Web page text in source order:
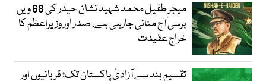
میجر طفیل محمد شہید نشان حیدر کی 68 ویں
برسی آج منائی جارہی ہے، صدر اور وزیراعظم کا
خراج عقیدت
تقسیمِ ہند سے آزادیٔ پاکستان تک؛ قربانیوں اور